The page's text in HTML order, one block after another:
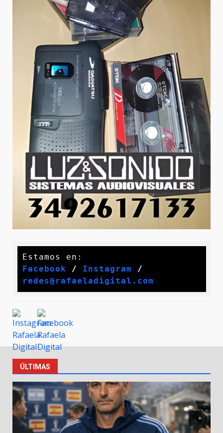
Facebook / Instagram /
redes@rafaeladigital.com
ÚLTIMAS